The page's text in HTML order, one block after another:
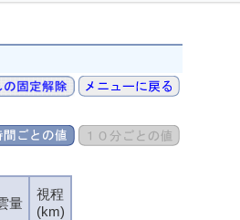
量
視程
(km)
量
視程
(km)
量
視程
(km)
量
視程
(km)